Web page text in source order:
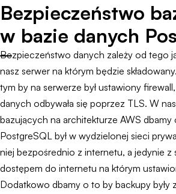
Bezpieczeństwo
w bazie danych
Bezpieczeństwo danych zależy od tego
nasz serwer na którym będzie
tym by na serwerze był ustawiony
danych odbywała się poprzez TLS. W
bazujących na architekturze AWS
PostgreSQL był w wydzielonej sieci
niej bezpośrednio z internetu, a jedynie z
dostępem do internetu na którym
Dodatkowo dbamy o to by backupy były